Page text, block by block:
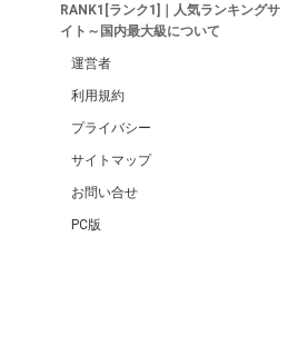
RANK1[ランク1]｜人気ランキングサ
イト～国内最大級について
運営者
利用規約
プライバシー
サイトマップ
お問い合せ
PC版